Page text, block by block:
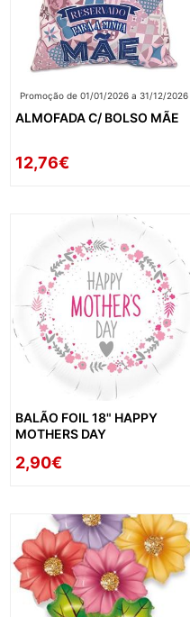
Promoção de 01/01/2026 a 31/12/2026
ALMOFADA C/ BOLSO MÃE
12,76€
BALÃO FOIL 18" HAPPY
MOTHERS DAY
2,90€